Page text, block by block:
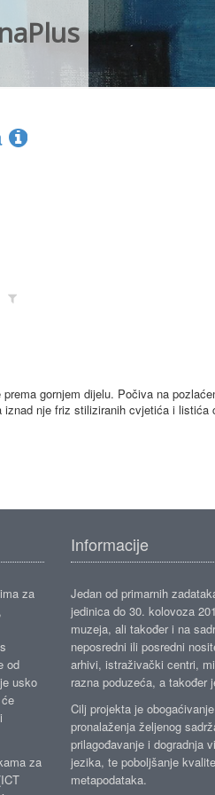
gornjem dijelu. Počiva na
nje friz stiliziranih cvjetića i
za
od
usko
za
Informacije
Jedan od primarnih
jedinica do 30. kolovoza
muzeja, ali također i na
neposredni ili posredni
arhivi, istraživački centri,
razna poduzeća, a također
Cilj projekta je
pronalaženja željenog
prilagođavanje i dogradnja
jezika, te poboljšanje
metapodataka.